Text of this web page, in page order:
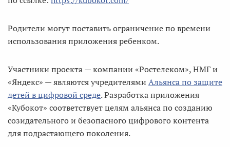
Родители могут поставить ограничение по времени
использования приложения ребенком.
Участники проекта — компании «Ростелеком», НМГ и
«Яндекс» — являются учредителями Альянса по защите
детей в цифровой среде. Разработка приложения
«Кубокот» соответствует целям альянса по созданию
созидательного и безопасного цифрового контента
для подрастающего поколения.